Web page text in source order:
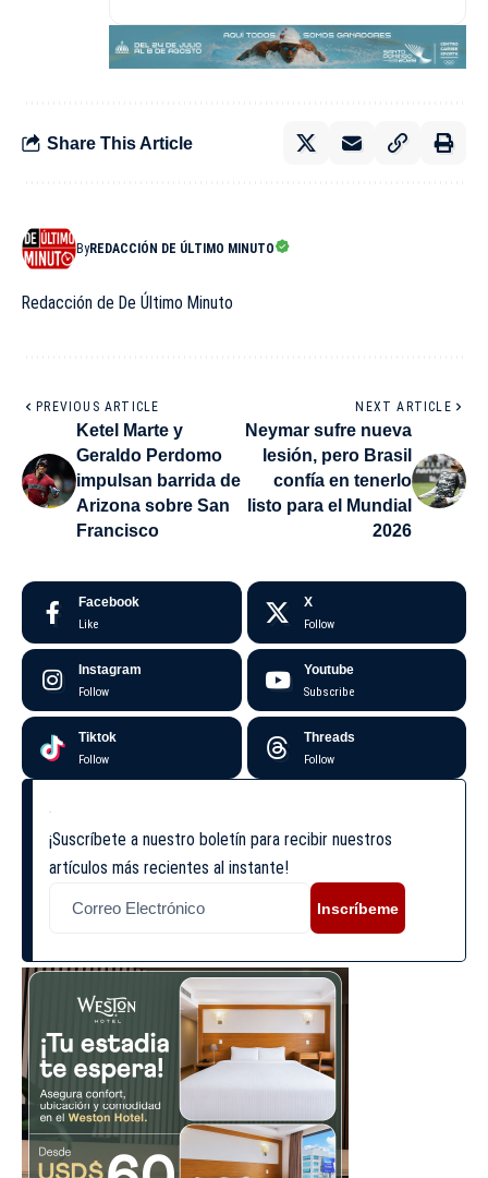
Share This Article
ByREDACCIÓN DE ÚLTIMO MINUTO
Redacción de De Último Minuto
PREVIOUS ARTICLE
Ketel Marte y
Geraldo Perdomo
impulsan barrida de
Arizona sobre San
Francisco
NEXT ARTICLE
Neymar sufre nueva
lesión, pero Brasil
confía en tenerlo
listo para el Mundial
2026
Facebook
Like
X
Follow
Instagram
Follow
Youtube
Subscribe
Tiktok
Follow
Threads
Follow
¡Suscríbete a nuestro boletín para recibir nuestros
artículos más recientes al instante!
Inscríbeme